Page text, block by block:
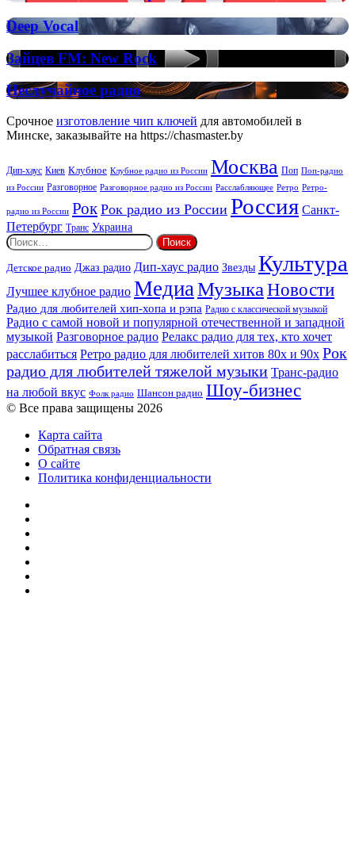
FM:
Deep
Vocal
House
Deep
Vocal
Deep Vocal
Зайцев
FM:
New
Rock
Зайцев FM: New Rock
Неслучайное
радио
Неслучайное радио
Срочное изготовление чип ключей для автомобилей в
Минске, заказывайте на https://chasmaster.by
Дип-хаус Киев Клубное Клубное радио из России Москва Поп Поп-радио
из России Разговорное Разговорное радио из России Расслабляющее Ретро Ретро-
радио из России Рок Рок радио из России Россия Санкт-
Петербург Транс Украина
Найти:
Детское радио Джаз радио Дип-хаус радио Звезды Культура
Лучшее клубное радио МедиаМузыкаНовости
Радио для любителей хип-хопа и рэпа Радио с классической музыкой
Радио с самой новой и популярной отечественной и западной
музыкой Разговорное радио Релакс радио для тех, кто хочет
расслабиться Ретро радио для любителей хитов 80х и 90х Рок
радио для любителей тяжелой музыки Транс-радио
на любой вкус Фолк радио Шансон радио Шоу-бизнес
© Все права защищены 2026
Карта сайта
Обратная связь
О сайте
Политика конфиденциальности